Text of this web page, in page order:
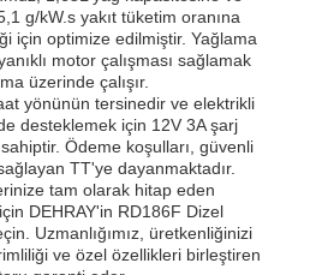
g/kW.s yakıt tüketim oranına
için optimize edilmiştir. Yağlama
motor çalışması sağlamak
üzerinde çalışır.
yönünün tersinedir ve elektrikli
desteklemek için 12V 3A şarj
Ödeme koşulları, güvenli
TT'ye dayanmaktadır.
tam olarak hitap eden
DEHRAY'in RD186F Dizel
Uzmanlığımız, üretkenliğinizi
ve özel özellikleri birleştiren